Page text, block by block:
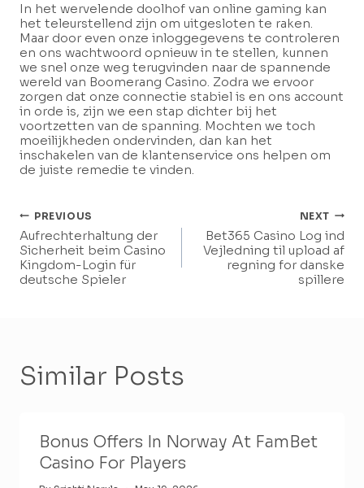
In het wervelende doolhof van online gaming kan
het teleurstellend zijn om uitgesloten te raken.
Maar door even onze inloggegevens te controleren
en ons wachtwoord opnieuw in te stellen, kunnen
we snel onze weg terugvinden naar de spannende
wereld van Boomerang Casino. Zodra we ervoor
zorgen dat onze connectie stabiel is en ons account
in orde is, zijn we een stap dichter bij het
voortzetten van de spanning. Mochten we toch
moeilijkheden ondervinden, dan kan het
inschakelen van de klantenservice ons helpen om
de juiste remedie te vinden.
Post
Navigation
PREVIOUS
Aufrechterhaltung der
Sicherheit beim Casino
Kingdom-Login für
deutsche Spieler
NEXT
Bet365 Casino Log ind
Vejledning til upload af
regning for danske
spillere
Similar Posts
Bonus Offers In Norway At FamBet
Casino For Players